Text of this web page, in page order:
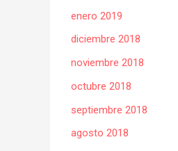
enero 2019
diciembre 2018
noviembre 2018
octubre 2018
septiembre 2018
agosto 2018